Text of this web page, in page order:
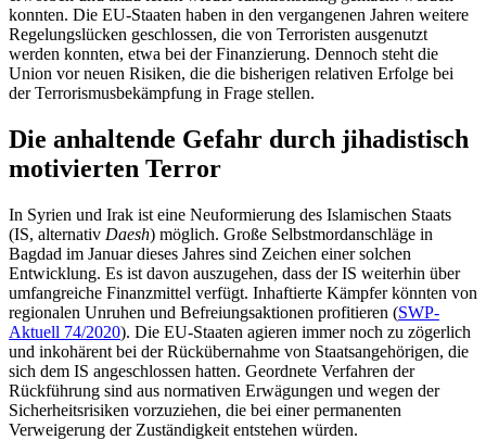
konnten. Die EU-Staaten haben in den vergangenen Jahren weitere
Regelungs­lücken geschlossen, die von Ter­roristen aus­genutzt
werden konnten, etwa bei der Finanzierung. Dennoch steht die
Union vor neuen Risiken, die die bisherigen relativen Erfolge bei
der Terrorismusbekämpfung in Frage stellen.
Die anhaltende Gefahr durch jihadistisch
motivierten Terror
In Syrien und Irak ist eine Neuformierung des Islamischen Staats
(IS, alternativ Daesh) möglich. Große Selbstmordanschläge in
Bagdad im Januar dieses Jahres sind Zei­chen einer solchen
Entwicklung. Es ist da­von auszugehen, dass der IS weiterhin über
umfangreiche Finanz­mittel verfügt. Inhaf­tierte Kämp­fer könnten von
regionalen Un­ruhen und Befreiungsaktionen profitieren (SWP-
Aktuell 74/2020). Die EU-Staaten agie­ren immer noch zu zögerlich
und inkohä­rent bei der Rückübernahme von Staats­angehörigen, die
sich dem IS angeschlossen hatten. Geordnete Verfahren der
Rückführung sind aus normativen Erwägungen und wegen der
Sicherheitsrisiken vorzuziehen, die bei einer permanenten
Verweigerung der Zuständigkeit entstehen würden.